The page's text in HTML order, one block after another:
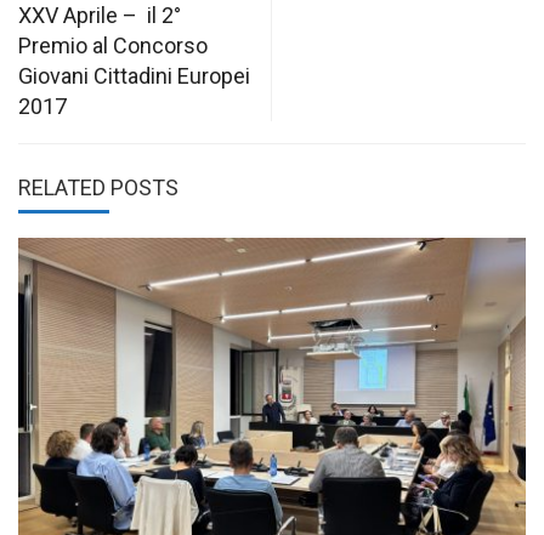
XXV Aprile – il 2°
Premio al Concorso
Giovani Cittadini Europei
2017
RELATED POSTS